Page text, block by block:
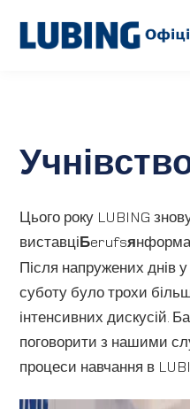
Новини
Про
Цього року LUBING
виставці Бerufsя
Після напружених днів
суботу було трохи
інтенсивних дискусій.
поговорити з нашими
процеси навчання в